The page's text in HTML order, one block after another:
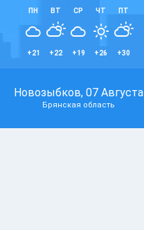
ПН
+21
ВТ
+22
СР
+19
ЧТ
+26
ПТ
+30
Новозыбков, 07 Августа
Брянская область